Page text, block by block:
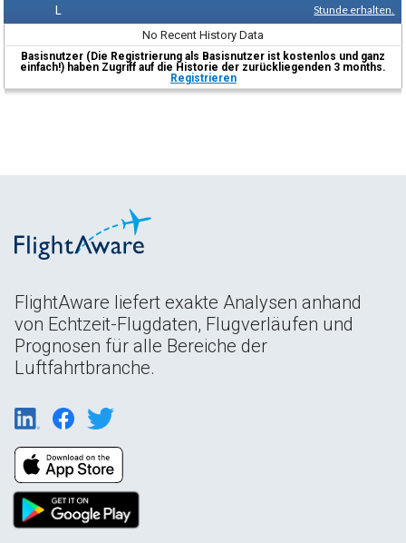
L
Stunde erhalten.
No Recent History Data
Basisnutzer (Die Registrierung als Basisnutzer ist kostenlos und ganz
einfach!) haben Zugriff auf die Historie der zurückliegenden 3 months.
Registrieren
FlightAware liefert exakte Analysen anhand
von Echtzeit-Flugdaten, Flugverläufen und
Prognosen für alle Bereiche der
Luftfahrtbranche.